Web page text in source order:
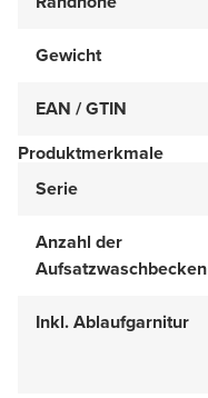
Gewicht
EAN / GTIN
Produktmerkmale
Serie
Anzahl der
Aufsatzwaschbecken
Inkl. Ablaufgarnitur